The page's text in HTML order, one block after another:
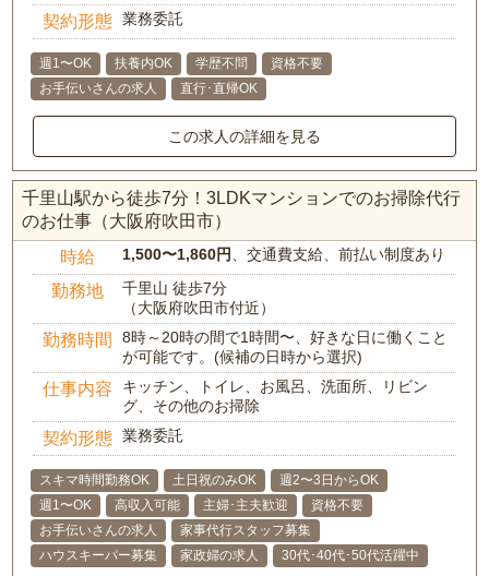
契約形態 業務委託
週1〜OK 扶養内OK 学歴不問
資格不要
お手伝いさんの求人
直行･直帰OK
この求人の詳細を見る
千里山駅から徒歩7分！3LDKマンションでのお掃除代行
のお仕事（大阪府吹田市）
時給 1,500〜1,860円、交通費支給、前払い制度あり
勤務地
千里山 徒歩7分
（大阪府吹田市付近）
勤務時間
8時～20時の間で1時間〜、好きな日に働くこと
が可能です。(候補の日時から選択)
仕事内容
キッチン、トイレ、お風呂、洗面所、リビン
グ、その他のお掃除
契約形態 業務委託
スキマ時間勤務OK 土日祝のみOK
週2〜3日からOK
週1〜OK
高収入可能 主婦･主夫歓迎
資格不要
お手伝いさんの求人
家事代行スタッフ募集
ハウスキーパー募集
家政婦の求人 30代･40代･50代活躍中